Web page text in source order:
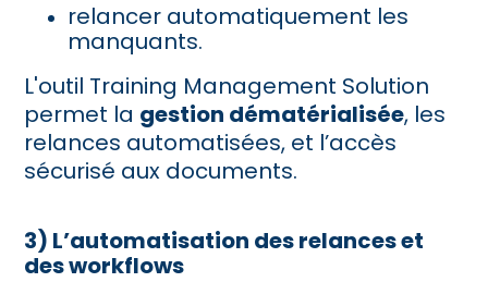
relancer automatiquement les
manquants.
L'outil Training Management Solution
permet la gestion dématérialisée, les
relances automatisées, et l’accès
sécurisé aux documents.
3) L’automatisation des relances et
des workflows